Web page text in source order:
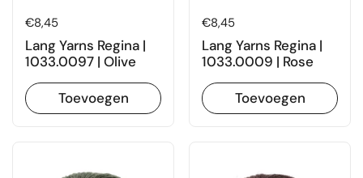
Prijs:
€8,45
Lang Yarns Regina |
1033.0097 | Olive
Toevoegen
Prijs:
€8,45
Lang Yarns Regina |
1033.0009 | Rose
Toevoegen